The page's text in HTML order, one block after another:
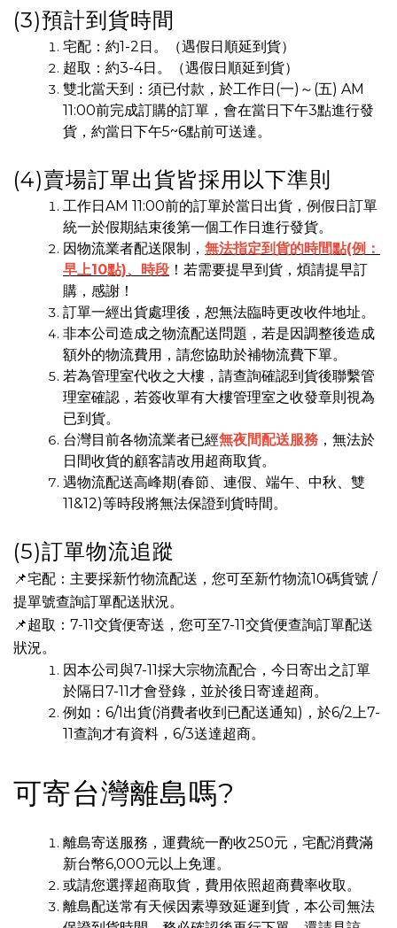
(3)預計到貨時間
宅配：約1-2日。（遇假日順延到貨）
超取：約3-4日。（遇假日順延到貨）
雙北當天到：須已付款，於工作日(一)～(五) AM
11:00前完成訂購的訂單，會在當日下午3點進行發
貨，約當日下午5~6點前可送達。
(4)賣場訂單出貨皆採用以下準則
工作日AM 11:00前的訂單於當日出貨，例假日訂單
統一於假期結束後第一個工作日進行發貨。
因物流業者配送限制， 無法指定到貨的時間點(例：
早上10點)、時段 ！若需要提早到貨，煩請提早訂
購，感謝！
訂單一經出貨處理後，恕無法臨時更改收件地址。
非本公司造成之物流配送問題，若是因調整後造成
額外的物流費用，請您協助於補物流費下單。
若為管理室代收之大樓，請查詢確認到貨後聯繫管
理室確認，若簽收單有大樓管理室之收發章則視為
已到貨。
台灣目前各物流業者已經無夜間配送服務 ，無法於
日間收貨的顧客請改用超商取貨。
遇物流配送高峰期(春節、連假、端午、中秋、雙
11&12)等時段將無法保證到貨時間。
(5)訂單物流追蹤
📌宅配：主要採新竹物流配送，您可至新竹物流10碼貨號 /
提單號查詢訂單配送狀況。
📌超取：7-11交貨便寄送，您可至7-11交貨便查詢訂單配送
狀況。
因本公司與7-11採大宗物流配合，今日寄出之訂單
於隔日7-11才會登錄，並於後日寄達超商。
例如：6/1出貨(消費者收到已配送通知)，於6/2上7-
11查詢才有資料，6/3送達超商。
可寄台灣離島嗎?
離島寄送服務，運費統一酌收250元，宅配消費滿
新台幣6,000元以上免運。
或請您選擇超商取貨，費用依照超商費率收取。
離島配送常有天候因素導致延遲到貨，本公司無法